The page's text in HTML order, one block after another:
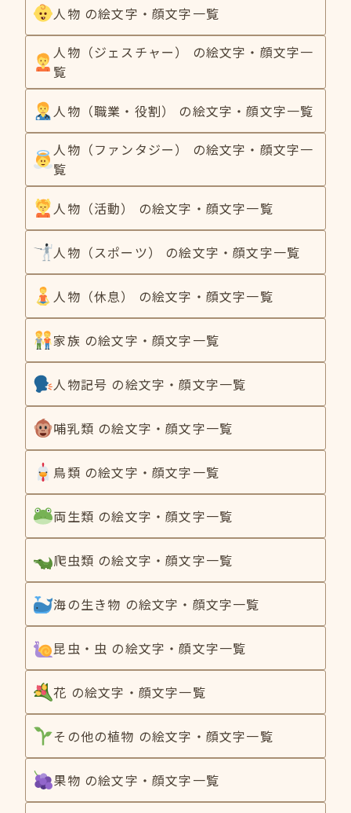
人物 の絵文字・顔文字一覧
人物（ジェスチャー） の絵文字・顔文字一
覧
人物（職業・役割） の絵文字・顔文字一覧
人物（ファンタジー） の絵文字・顔文字一
覧
人物（活動） の絵文字・顔文字一覧
人物（スポーツ） の絵文字・顔文字一覧
人物（休息） の絵文字・顔文字一覧
家族 の絵文字・顔文字一覧
人物記号 の絵文字・顔文字一覧
哺乳類 の絵文字・顔文字一覧
鳥類 の絵文字・顔文字一覧
両生類 の絵文字・顔文字一覧
爬虫類 の絵文字・顔文字一覧
海の生き物 の絵文字・顔文字一覧
昆虫・虫 の絵文字・顔文字一覧
花 の絵文字・顔文字一覧
その他の植物 の絵文字・顔文字一覧
果物 の絵文字・顔文字一覧